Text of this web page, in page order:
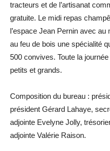
tracteurs et de l’artisanat
gratuite. Le midi repas
l’espace Jean Pernin avec
au feu de bois une spécialité
500 convives. Toute la
petits et grands.
Composition du bureau :
président Gérard Lahaye,
adjointe Evelyne Jolly,
adjointe Valérie Raison.